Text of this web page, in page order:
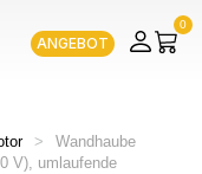
ANGEBOT
0
>
Wandhaube
V), umlaufende